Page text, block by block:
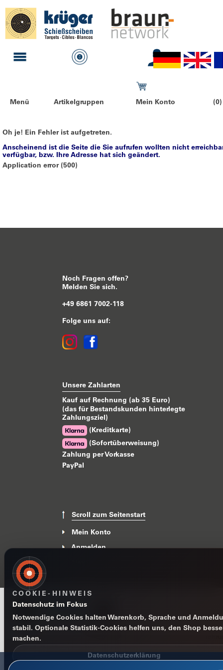
Menü Artikelgruppen Mein Konto
Oh je! Ein Fehler ist aufgetreten.
Anscheinend ist die Seite die Sie aufrufen wollten nicht
verfügbar, bzw. Ihre Adresse hat sich geändert.
Application error (500)
Noch Fragen offen?
Melden Sie sich.
+49 6861 7002-118
Folge uns auf:
Unsere Zahlarten
Kauf auf Rechnung (ab 35 Euro)
(das für Bestandskunden hinterlegte
Zahlungsziel)
(Kreditkarte)
(Sofortüberweisung)
Zahlung per Vorkasse
PayPal
Scroll zum Seitenstart
Mein Konto
Anmelden
Impressum
COOKIE-HINWEIS
Datenschutz im Fokus
Notwendige Cookies halten Warenkorb, Sprache und
stabil. Optionale Statistik-Cookies helfen uns, den Shop
machen.
Datenschutzerklärung